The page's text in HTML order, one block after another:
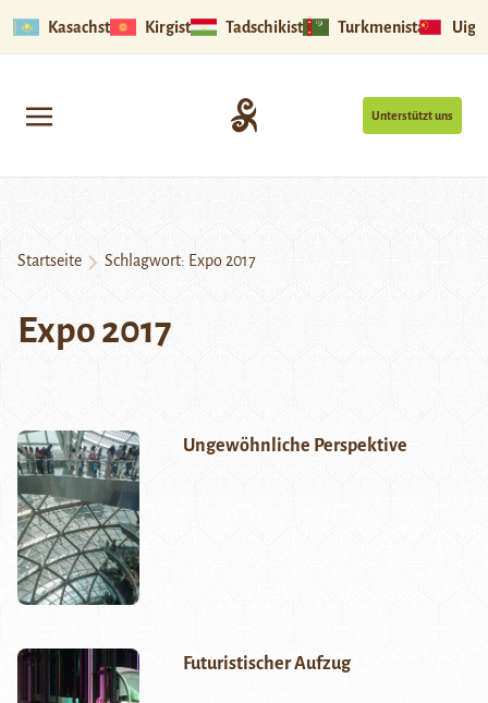
Kasachstan Kirgistan Tadschikistan Turkmenistan
Unterstützt uns
Startseite Schlagwort: Expo 2017
Expo 2017
Ungewöhnliche Perspektive
Futuristischer Aufzug